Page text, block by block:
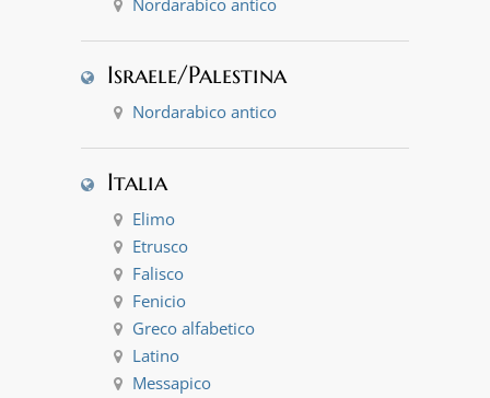
Nordarabico antico
Israele/Palestina
Nordarabico antico
Italia
Elimo
Etrusco
Falisco
Fenicio
Greco alfabetico
Latino
Messapico